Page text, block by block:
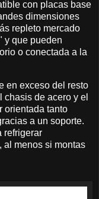
con placas base
dimensiones
repleto mercado
y que pueden
o conectada a la
en exceso del resto
de acero y el
orientada tanto
a un soporte.
refrigerar
al menos si montas